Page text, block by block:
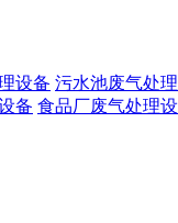
设备 污水池废气处
备 食品厂废气处理